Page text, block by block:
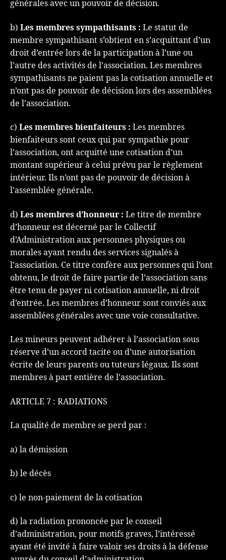
générales avec un pouvoir de décision.
b) Les membres sympathisants : Le statut de
membre sympathisant s’obtient en s’acquittant d’un
droit d’entrée lors de la participation à l’une ou
l’autre des activités de l’association. Les membres
sympathisants ne paient pas la cotisation annuelle et
n’ont pas de pouvoir de décision lors des assemblées
de l’association.
c) Les membres bienfaiteurs : Les membres
bienfaiteurs sont ceux qui par sympathie pour
l’association, ont acquitté une cotisation d’un
montant supérieur à celui prévu par le règlement
intérieur. Ils n’ont pas de pouvoir de décision à
l’assemblée générale.
d) Les membres d’honneur : Le titre de membre
d’honneur est décerné par le Collectif
d’Administration aux personnes physiques ou
morales ayant rendu des services signalés à
l’association. Ce titre confère aux personnes qui l’ont
obtenu, le droit de faire partie de l’association sans
être tenu de payer ni cotisation annuelle, ni droit
d’entrée. Les membres d’honneur sont conviés aux
assemblées générales avec une voie consultative.
Les mineurs peuvent adhérer à l’association sous
réserve d’un accord tacite ou d’une autorisation
écrite de leurs parents ou tuteurs légaux. Ils sont
membres à part entière de l’association.
ARTICLE 7 : RADIATIONS
La qualité de membre se perd par :
a) la démission
b) le décès
c) le non-paiement de la cotisation
d) la radiation prononcée par le conseil
d’administration, pour motifs graves, l’intéressé
ayant été invité à faire valoir ses droits à la défense